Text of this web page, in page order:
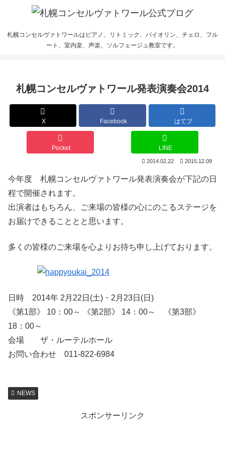
札幌コンセルヴァトワールはピアノ、リトミック、バイオリン、チェロ、フル
ート、室内楽、声楽、ソルフェージュ教室です。
札幌コンセルヴァトワール発表演奏会2014
X Facebook はてブ
Pocket LINE
2014.02.22 2015.12.09
今年度 札幌コンセルヴァトワール発表演奏会が下記の日
程で開催されます。
出演者はもちろん、ご来場の皆様の心にのこるステージを
お届けできることとと思います。
多くの皆様のご来場を心よりお待ち申し上げております。
日時 2014年 2月22日(土)・2月23日(日)
《第1部》 10：00～ 《第2部》 14：00～ 《第3部》
18：00～
会場 ザ・ルーテルホール
お問い合わせ 011-822-6984
NEWS
スポンサーリンク